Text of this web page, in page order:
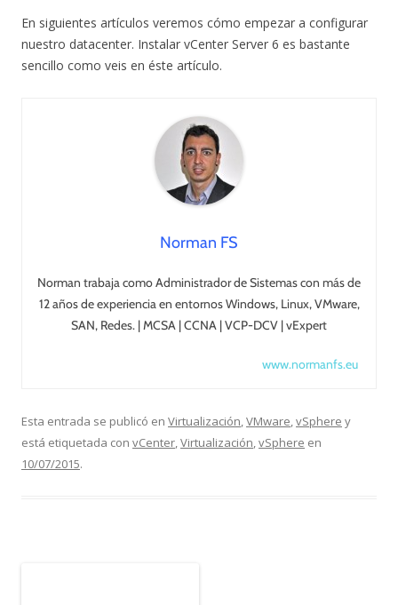
En siguientes artículos veremos cómo empezar a configurar
nuestro datacenter. Instalar vCenter Server 6 es bastante
sencillo como veis en éste artículo.
Norman FS
Norman trabaja como Administrador de Sistemas con más de
12 años de experiencia en entornos Windows, Linux, VMware,
SAN, Redes. | MCSA | CCNA | VCP-DCV | vExpert
www.normanfs.eu
Esta entrada se publicó en Virtualización,VMware,vSphere y
está etiquetada con vCenter,Virtualización,vSphere en
10/07/2015.